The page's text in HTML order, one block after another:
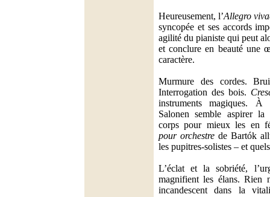
Heureusement, l’Allegro
syncopée et ses accords
agilité du pianiste qui peut
et conclure en beauté une
caractère.
Murmure des cordes.
Interrogation des bois.
instruments magiques. À
Salonen semble aspirer
corps pour mieux les en
pour orchestre de Bartók
les pupitres-solistes – et
L’éclat et la sobriété,
magnifient les élans. Rien
incandescent dans la